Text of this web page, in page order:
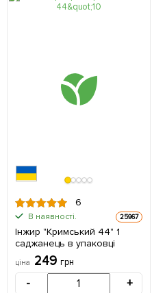
6
В наявності. 25967
Інжир "Кримський 44" 1
саджанець в упаковці
ціна 249 грн
- +